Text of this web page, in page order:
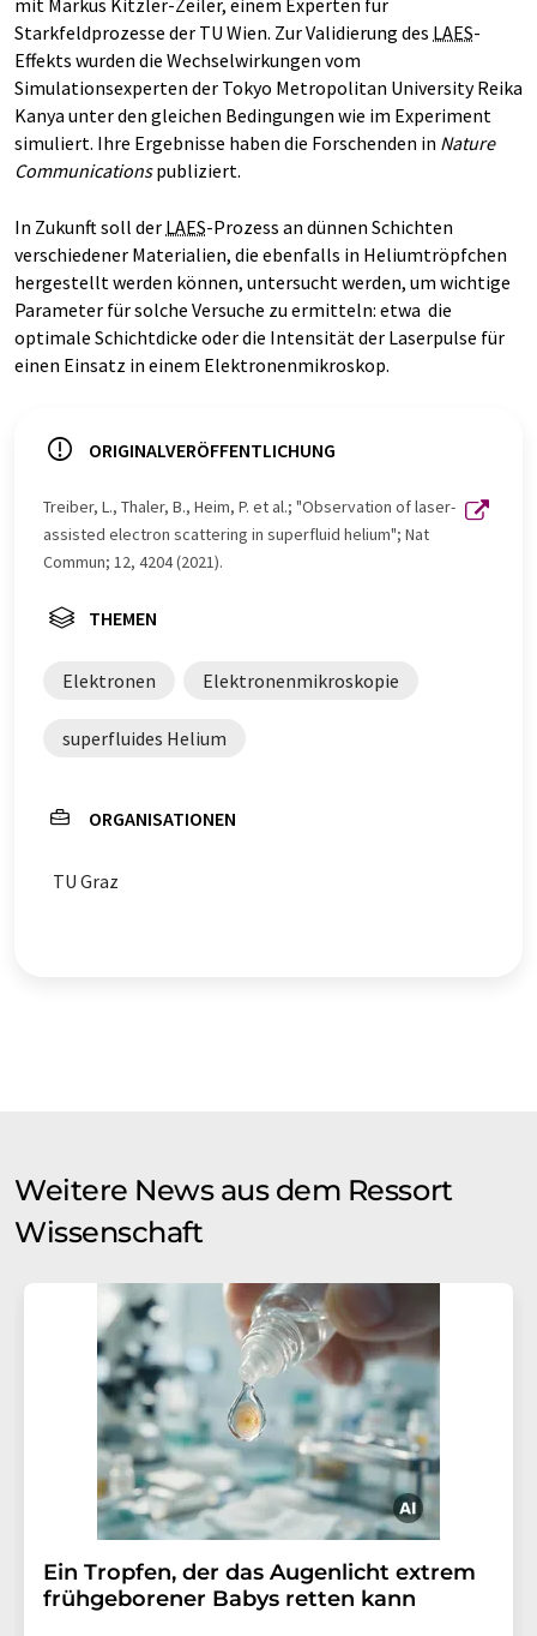
mit Markus Kitzler-Zeiler, einem Experten für
Starkfeldprozesse der TU Wien. Zur Validierung des LAES-
Effekts wurden die Wechselwirkungen vom
Simulationsexperten der Tokyo Metropolitan University Reika
Kanya unter den gleichen Bedingungen wie im Experiment
simuliert. Ihre Ergebnisse haben die Forschenden in Nature
Communicationspubliziert.
In Zukunft soll der LAES-Prozess an dünnen Schichten
verschiedener Materialien, die ebenfalls in Heliumtröpfchen
hergestellt werden können, untersucht werden, um wichtige
Parameter für solche Versuche zu ermitteln: etwa die
optimale Schichtdicke oder die Intensität der Laserpulse für
einen Einsatz in einem Elektronenmikroskop.
ORIGINALVERÖFFENTLICHUNG
Treiber, L., Thaler, B., Heim, P. et al.; "Observation of laser-
assisted electron scattering in superfluid helium"; Nat
Commun; 12, 4204 (2021).
THEMEN
Elektronen Elektronenmikroskopie
superfluides Helium
ORGANISATIONEN
TU Graz
Weitere News aus dem Ressort
Wissenschaft
Ein Tropfen, der das Augenlicht extrem
frühgeborener Babys retten kann